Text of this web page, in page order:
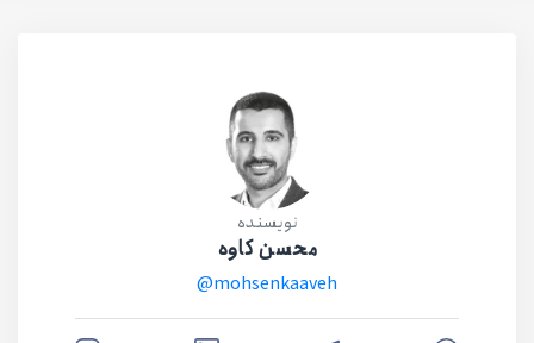
نویسنده
محسن کاوه
@mohsenkaaveh